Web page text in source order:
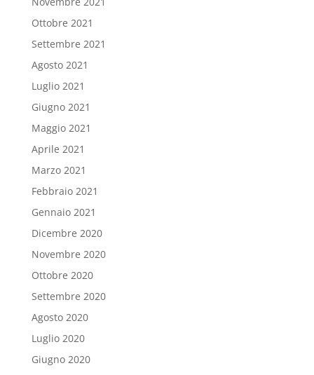
Ottobre 2021
Settembre 2021
Agosto 2021
Luglio 2021
Giugno 2021
Maggio 2021
Aprile 2021
Marzo 2021
Febbraio 2021
Gennaio 2021
Dicembre 2020
Novembre 2020
Ottobre 2020
Settembre 2020
Agosto 2020
Luglio 2020
Giugno 2020